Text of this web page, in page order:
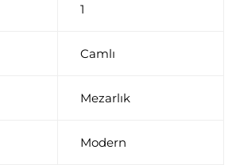
1
Camlı
Mezarlık
Modern